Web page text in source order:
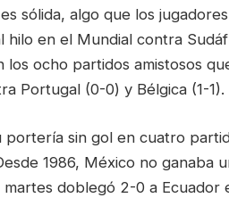
sólida, algo que los
hilo en el Mundial contra
ocho partidos amistosos
Portugal (0-0) y Bélgica (1-1).
portería sin gol en cuatro
1986, México no ganaba
doblegó 2-0 a Ecuador